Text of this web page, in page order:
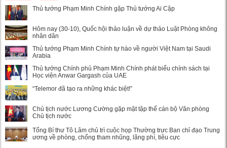
Thủ tướng Phạm Minh Chính gặp Thủ tướng Ai Cập
Hôm nay (30-10), Quốc hội thảo luận về dự thảo Luật Phòng không
nhân dân
Thủ tướng Phạm Minh Chính tự hào về người Việt Nam tại Saudi
Arabia
Thủ tướng Chính phủ Phạm Minh Chính phát biểu chính sách tại
Học viện Anwar Gargash của UAE
“Telemor đã tạo ra những khác biệt!”
Chủ tịch nước Lương Cường gặp mặt tập thể cán bộ Văn phòng
Chủ tịch nước
Tổng Bí thư Tô Lâm chủ trì cuộc họp Thường trực Ban chỉ đạo Trung
ương về phòng, chống tham nhũng, lãng phí, tiêu cực